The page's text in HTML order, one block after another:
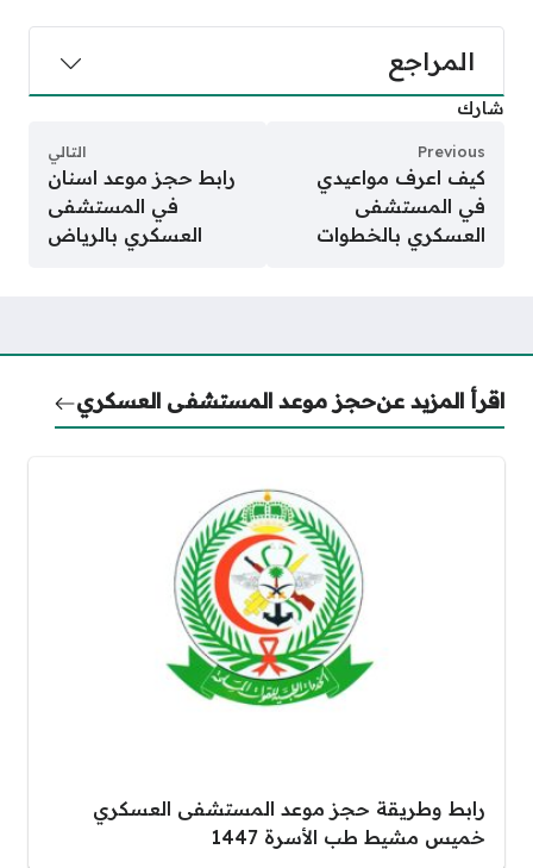
المراجع
شارك
Previous
كيف اعرف مواعيدي
في المستشفى
العسكري بالخطوات
التالي
رابط حجز موعد اسنان
في المستشفى
العسكري بالرياض
اقرأ المزيد عنحجز موعد المستشفى العسكري
رابط وطريقة حجز موعد المستشفى العسكري
خميس مشيط طب الأسرة 1447